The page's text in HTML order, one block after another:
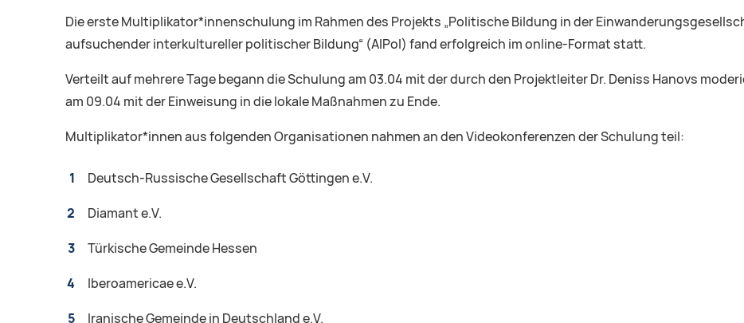
Die erste Multiplikator*innenschulung im Rahmen des Projekts „Politische Bildung in der
aufsuchender interkultureller politischer Bildung“ (AIPol) fand erfolgreich im online-Format statt.
Verteilt auf mehrere Tage begann die Schulung am 03.04 mit der durch den Projektleiter Dr. Deniss Hanovs
am 09.04 mit der Einweisung in die lokale Maßnahmen zu Ende.
Multiplikator*innen aus folgenden Organisationen nahmen an den Videokonferenzen der Schulung teil:
Deutsch-Russische Gesellschaft Göttingen e.V.
Diamant e.V.
Türkische Gemeinde Hessen
Iberoamericae e.V.
Iranische Gemeinde in Deutschland e.V.